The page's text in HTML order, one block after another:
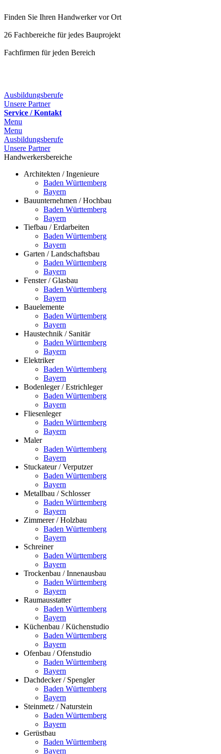
Finden Sie Ihren Handwerker vor Ort
26 Fachbereiche für jedes Bauprojekt
Fachfirmen für jeden Bereich
Ausbildungsberufe
Unsere Partner
Service / Kontakt
Menu
Menu
Ausbildungsberufe
Unsere Partner
Handwerkersbereiche
Architekten / Ingenieure
Baden Württemberg
Bayern
Bauunternehmen / Hochbau
Baden Württemberg
Bayern
Tiefbau / Erdarbeiten
Baden Württemberg
Bayern
Garten / Landschaftsbau
Baden Württemberg
Bayern
Fenster / Glasbau
Baden Württemberg
Bayern
Bauelemente
Baden Württemberg
Bayern
Haustechnik / Sanitär
Baden Württemberg
Bayern
Elektriker
Baden Württemberg
Bayern
Bodenleger / Estrichleger
Baden Württemberg
Bayern
Fliesenleger
Baden Württemberg
Bayern
Maler
Baden Württemberg
Bayern
Stuckateur / Verputzer
Baden Württemberg
Bayern
Metallbau / Schlosser
Baden Württemberg
Bayern
Zimmerer / Holzbau
Baden Württemberg
Bayern
Schreiner
Baden Württemberg
Bayern
Trockenbau / Innenausbau
Baden Württemberg
Bayern
Raumausstatter
Baden Württemberg
Bayern
Küchenbau / Küchenstudio
Baden Württemberg
Bayern
Ofenbau / Ofenstudio
Baden Württemberg
Bayern
Dachdecker / Spengler
Baden Württemberg
Bayern
Steinmetz / Naturstein
Baden Württemberg
Bayern
Gerüstbau
Baden Württemberg
Bayern